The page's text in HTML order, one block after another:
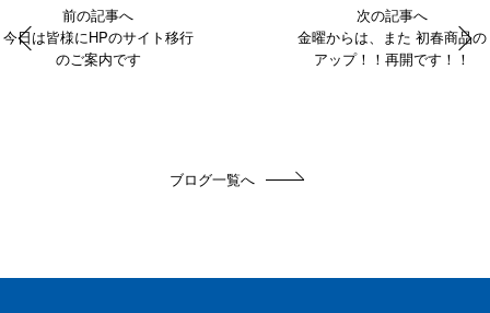
前の記事へ
今日は皆様にHPのサイト移行
のご案内です
次の記事へ
金曜からは、また 初春商品の
アップ！！再開です！！
ブログ一覧へ